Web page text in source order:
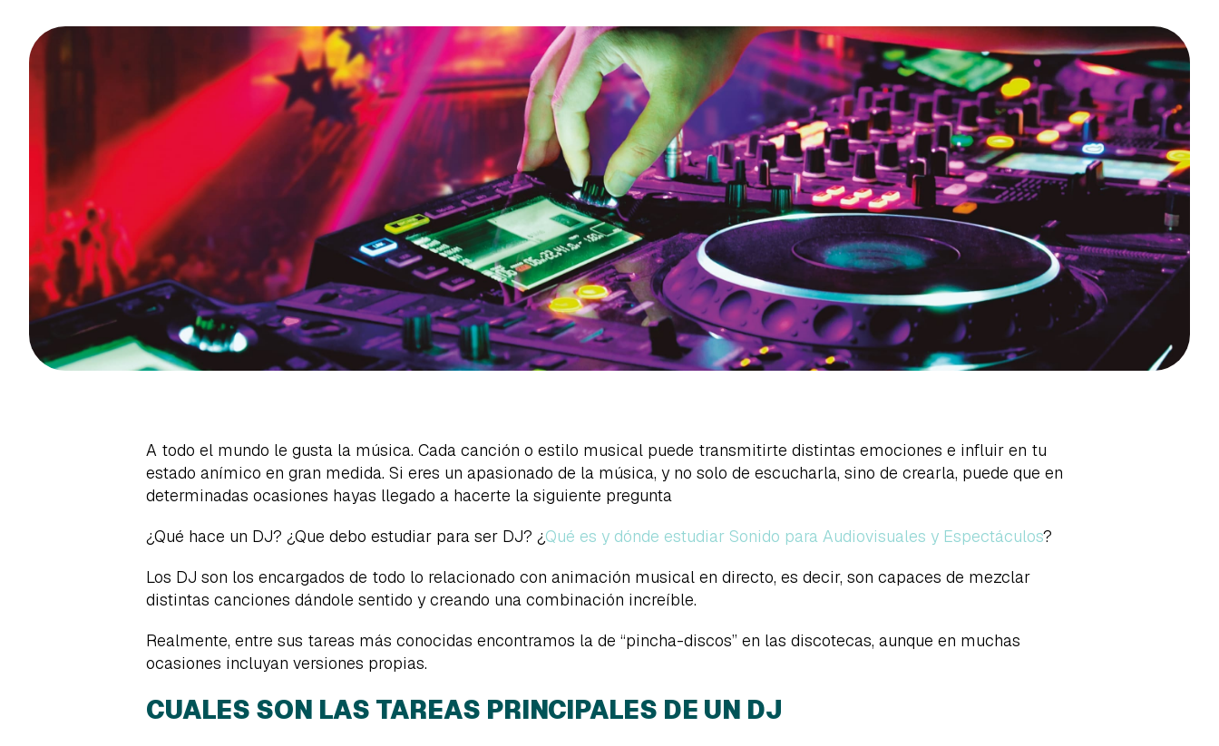
A todo el mundo le gusta la música. Cada canción o estilo musical puede transmitirte distintas emociones e influir en tu
estado anímico en gran medida. Si eres un apasionado de la música, y no solo de escucharla, sino de crearla, puede que en
determinadas ocasiones hayas llegado a hacerte la siguiente pregunta
¿Qué hace un DJ? ¿Que debo estudiar para ser DJ? ¿Qué es y dónde estudiar Sonido para Audiovisuales y Espectáculos?
Los DJ son los encargados de todo lo relacionado con animación musical en directo, es decir, son capaces de mezclar
distintas canciones dándole sentido y creando una combinación increíble.
Realmente, entre sus tareas más conocidas encontramos la de “pincha-discos” en las discotecas, aunque en muchas
ocasiones incluyan versiones propias.
CUALES SON LAS TAREAS PRINCIPALES DE UN DJ